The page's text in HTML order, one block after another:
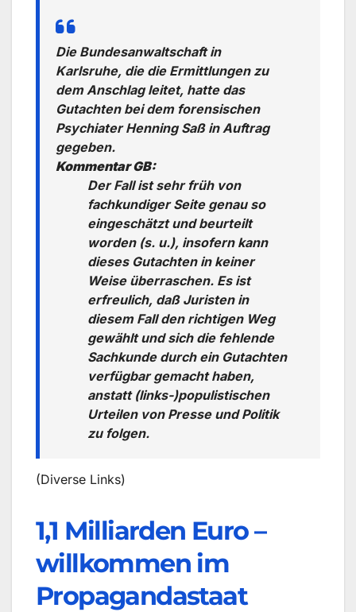
Die Bundesanwaltschaft in
Karlsruhe, die die Ermittlungen zu
dem Anschlag leitet, hatte das
Gutachten bei dem forensischen
Psychiater Henning Saß in Auftrag
gegeben.
Kommentar GB:
Der Fall ist sehr früh von
fachkundiger Seite genau so
eingeschätzt und beurteilt
worden (s. u.), insofern kann
dieses Gutachten in keiner
Weise überraschen. Es ist
erfreulich, daß Juristen in
diesem Fall den richtigen Weg
gewählt und sich die fehlende
Sachkunde durch ein Gutachten
verfügbar gemacht haben,
anstatt (links-)populistischen
Urteilen von Presse und Politik
zu folgen.
(Diverse Links)
1,1 Milliarden Euro –
willkommen im
Propagandastaat